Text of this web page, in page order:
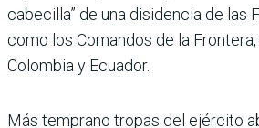
cabecilla” de una disidencia de las
como los Comandos de la
Colombia y Ecuador.
Más temprano tropas del ejército